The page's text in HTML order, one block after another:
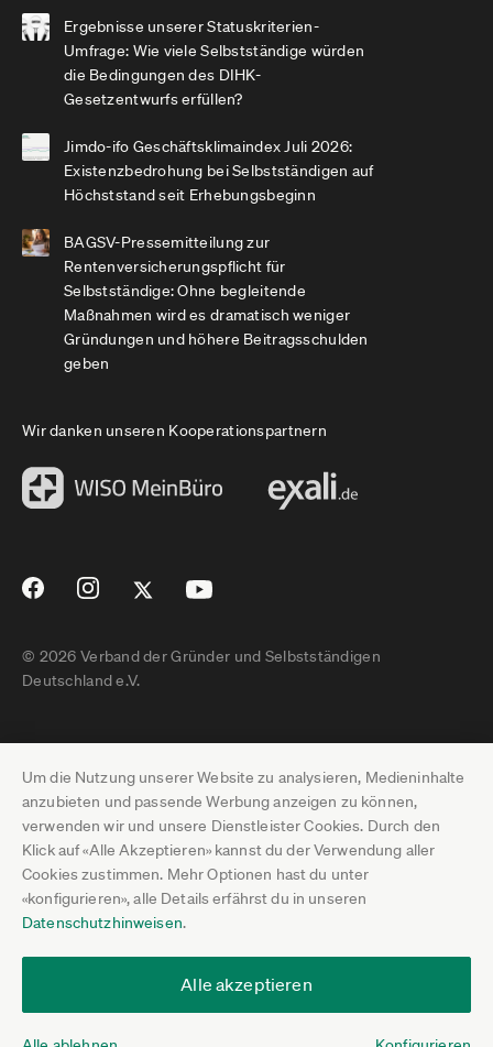
Um die Nutzung unserer Website zu analysieren, Medieninhalte
anzubieten und passende Werbung anzeigen zu können,
verwenden wir und unsere Dienstleister Cookies. Durch den
Klick auf «Alle Akzeptieren» kannst du der Verwendung aller
Cookies zustimmen. Mehr Optionen hast du unter
«konfigurieren», alle Details erfährst du in unseren
Datenschutzhinweisen.
Alle akzeptieren
Ergebnisse unserer Statuskriterien-
Umfrage: Wie viele Selbstständige würden
die Bedingungen des DIHK-
Gesetzentwurfs erfüllen?
Jimdo-ifo Geschäftsklimaindex Juli 2026:
Existenzbedrohung bei Selbstständigen auf
Höchststand seit Erhebungsbeginn
BAGSV-Pressemitteilung zur
Rentenversicherungspflicht für
Selbstständige: Ohne begleitende
Maßnahmen wird es dramatisch weniger
Gründungen und höhere Beitragsschulden
geben
Wir danken unseren Kooperationspartnern
© 2026 Verband der Gründer und Selbstständigen
Deutschland e.V.
Impressum
Datenschutz
Pressebereich
Jobs